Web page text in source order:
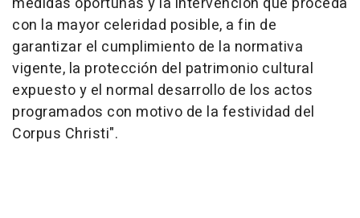
con la mayor celeridad posible, a fin de
garantizar el cumplimiento de la normativa
vigente, la protección del patrimonio cultural
expuesto y el normal desarrollo de los actos
programados con motivo de la festividad del
Corpus Christi".